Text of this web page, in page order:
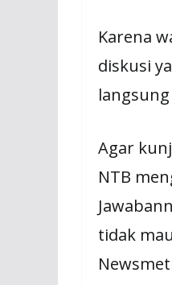
Karena
diskusi
Agar
NTB
tidak